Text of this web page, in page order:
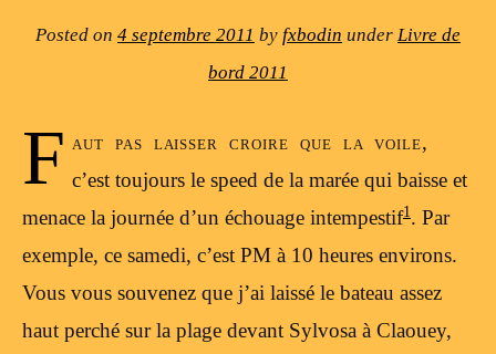
Posted on 4 septembre 2011 by fxbodin under Livre de
bord 2011
F aut pas laisser croire que la voile,
c’est toujours le speed de la marée qui baisse et
menace la journée d’un échouage intempestif1. Par
exemple, ce samedi, c’est PM à 10 heures environs.
Vous vous souvenez que j’ai laissé le bateau assez
haut perché sur la plage devant Sylvosa à Claouey,